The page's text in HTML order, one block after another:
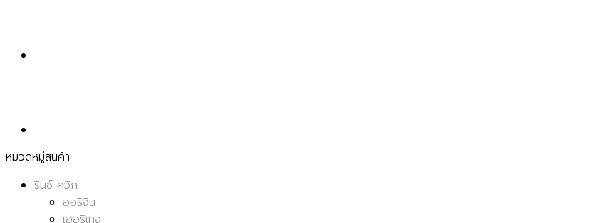
หมวดหมู่สินค้า
รินซ์ ควิก
ออริจิน